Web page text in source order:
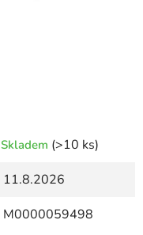
Skladem (>10 ks)
11.8.2026
M0000059498